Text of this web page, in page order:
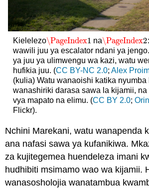
Kielelezo\PageIndex1
\PageIndex1 na\PageIndex2
\PageIndex2
wawili juu ya escalator ndani ya
ya juu ya ulimwengu wa kazi, watu
hufikia juu. (CC BY-NC 2.0; Alex
(kulia) Watu wanaoishi katika nyumba
wanashiriki darasa sawa la kijamii,
vya mapato na elimu. (CC BY 2.0;
Flickr).
Nchini Marekani, watu wanapenda
ana nafasi sawa ya kufanikiwa.
za kujitegemea huendeleza imani
hudhibiti msimamo wao wa kijamii.
wanasosholojia wanatambua